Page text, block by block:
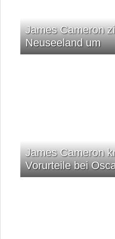
James Cameron
Neuseeland um
James Cameron
Vorurteile bei